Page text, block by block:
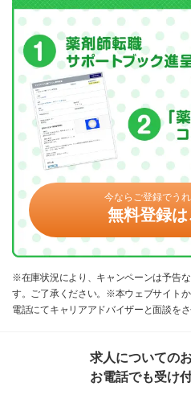
今ならご登録でう
無料登録は
※在庫状況により、キャンペーンは予告
す。ご了承ください。※本ウェブサイト
電話にてキャリアアドバイザーと面談を
求人についての
お電話でも受け